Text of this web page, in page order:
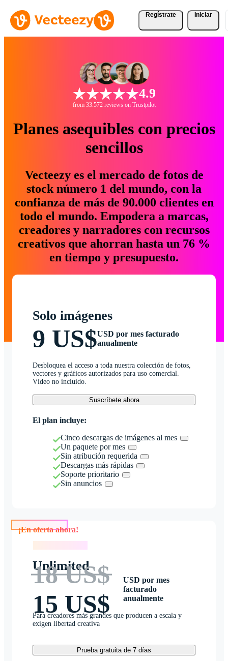
Regístrate Iniciar
4.9
from 33.572 reviews on Trustpilot
Planes asequibles con precios
sencillos
Vecteezy es el mercado de fotos de
stock número 1 del mundo, con la
confianza de más de 90.000 clientes en
todo el mundo. Empodera a marcas,
creadores y narradores con recursos
creativos que ahorran hasta un 76 %
en tiempo y presupuesto.
Solo imágenes
9 US$USD por mes facturado
anualmente
Desbloquea el acceso a toda nuestra colección de fotos,
vectores y gráficos autorizados para uso comercial.
Vídeo no incluido.
Suscríbete ahora
El plan incluye:
Cinco descargas de imágenes al mes
Un paquete por mes
Sin atribución requerida
Descargas más rápidas
Soporte prioritario
Sin anuncios
Unlimited
18 US$
15 US$
USD por mes
facturado
anualmente
Para creadores más grandes que producen a escala y
exigen libertad creativa
Prueba gratuita de 7 días